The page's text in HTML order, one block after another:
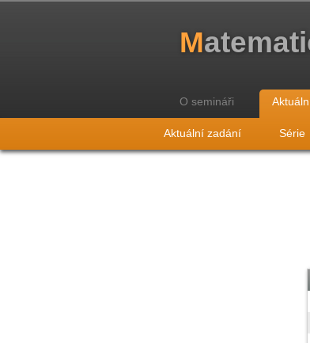
M
O semináři
Aktuální zadání Série